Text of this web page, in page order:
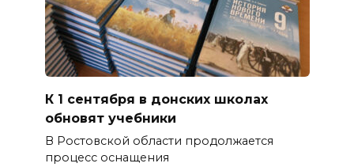
К 1 сентября в донских школах
обновят учебники
В Ростовской области продолжается
процесс оснащения